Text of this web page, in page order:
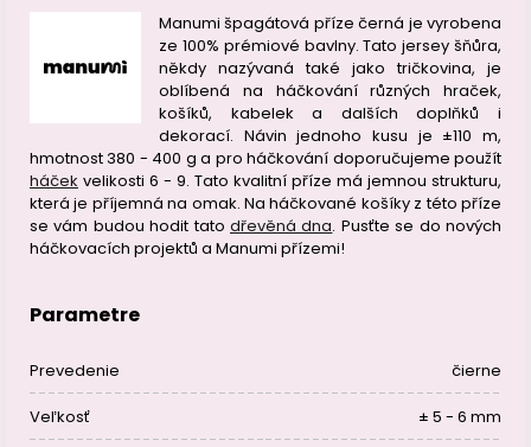
Manumi špagátová příze černá je vyrobena
ze 100% prémiové bavlny. Tato jersey šňůra,
někdy nazývaná také jako tričkovina, je
oblíbená na háčkování různých hraček,
košíků, kabelek a dalších doplňků i
dekorací. Návin jednoho kusu je ±110 m,
hmotnost 380 - 400 g a pro háčkování doporučujeme použít
háček velikosti 6 - 9. Tato kvalitní příze má jemnou strukturu,
která je příjemná na omak. Na háčkované košíky z této příze
se vám budou hodit tato dřevěná dna. Pusťte se do nových
háčkovacích projektů a Manumi přízemi!
Parametre
Prevedenie čierne
Veľkosť ± 5 - 6 mm